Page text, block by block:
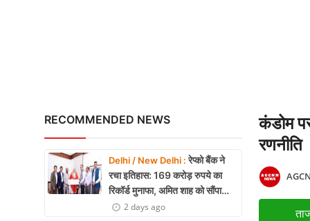
Business
Relationship
Education
RECOMMENDED NEWS
Delhi / New Delhi :रेप्को बैंक ने
रचा इतिहास: 169 करोड़ रुपये का
रिकॉर्ड मुनाफा, अमित शाह को सौंपा
22.90 करोड़ का लाभांश
2 days ago
कंडोम
रणनीति